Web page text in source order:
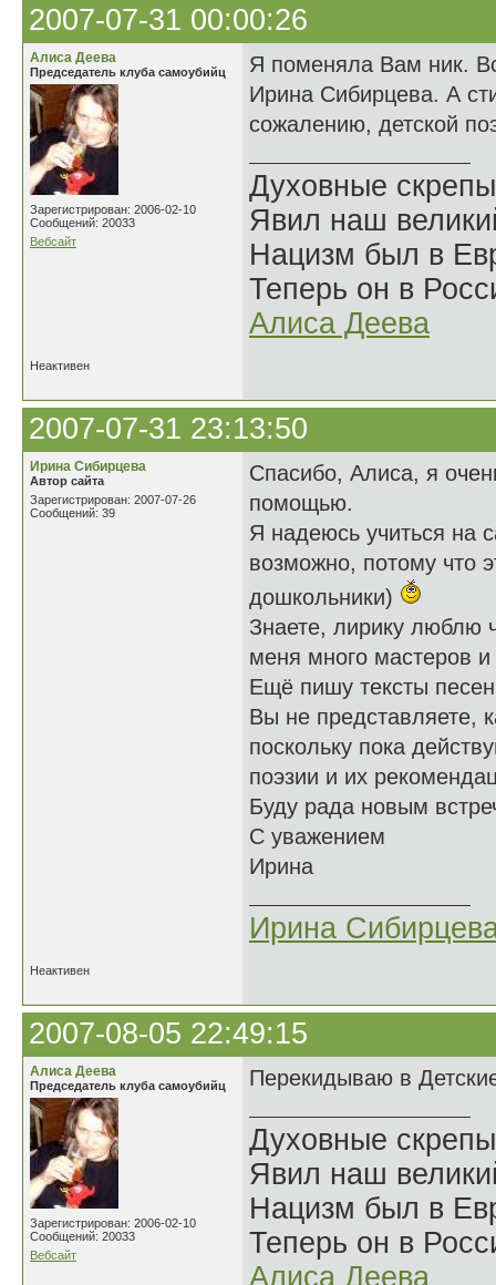
2007-07-31 00:00:26
Алиса Деева
Председатель клуба самоубийц
Зарегистрирован: 2006-02-10
Сообщений: 20033
Вебсайт
Я поменяла Вам ник.
Ирина Сибирцева. А
сожалению, детской
Духовные
Явил наш
Нацизм был в
Теперь он в
Алиса Деева
Неактивен
2007-07-31 23:13:50
Ирина Сибирцева
Автор сайта
Зарегистрирован: 2007-07-26
Сообщений: 39
Спасибо, Алиса, я
помощью.
Я надеюсь учиться на
возможно, потому что
дошкольники)
Знаете, лирику люблю
меня много мастеров и
Ещё пишу тексты
Вы не представляете,
поскольку пока
поэзии и их
Буду рада новым
С уважением
Ирина
Ирина
Неактивен
2007-08-05 22:49:15
Алиса Деева
Председатель клуба самоубийц
Зарегистрирован: 2006-02-10
Сообщений: 20033
Вебсайт
Перекидываю в
Духовные
Явил наш
Нацизм был в
Теперь он в
Алиса Деева